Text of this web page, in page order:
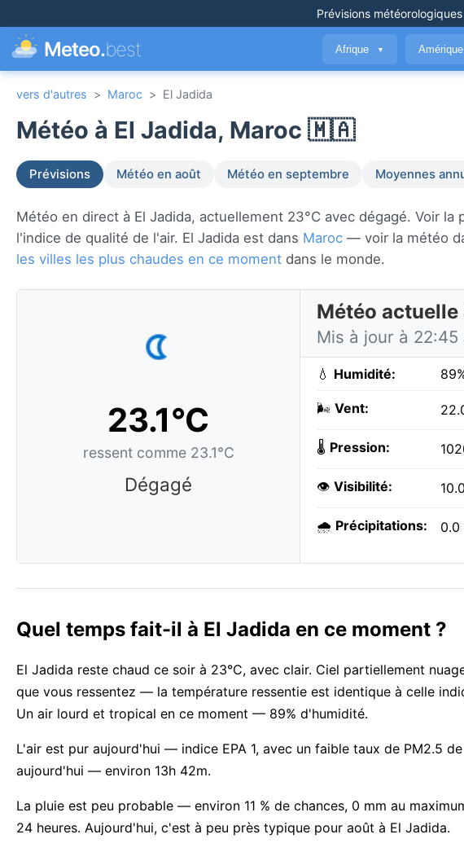
Prévisions
Meteo.best Afrique ▼
vers d'autres > Maroc > El Jadida
Météo à El Jadida, Maroc 🇲🇦
Prévisions Météo en août Météo en septembre Moyennes
Météo en direct à El Jadida, actuellement 23°C avec dégagé. Voir
l'indice de qualité de l'air. El Jadida est dans Maroc — voir la météo
les villes les plus chaudes en ce moment dans le monde.
23.1°C
ressent comme 23.1°C
Dégagé
Météo actuelle
Mis à jour à
💧 Humidité:
🌬️ Vent:
🌡️ Pression:
👁️ Visibilité:
🌧️ Précipitations: 0.0
Quel temps fait-il à El Jadida en ce moment ?
El Jadida reste chaud ce soir à 23°C, avec clair. Ciel partiellement
que vous ressentez — la température ressentie est identique à celle
Un air lourd et tropical en ce moment — 89% d'humidité.
L'air est pur aujourd'hui — indice EPA 1, avec un faible taux de PM2.5
aujourd'hui — environ 13h 42m.
La pluie est peu probable — environ 11 % de chances, 0 mm au
24 heures. Aujourd'hui, c'est à peu près typique pour août à El Jadida.